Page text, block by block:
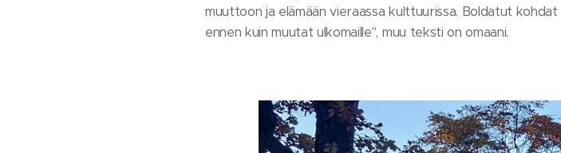
muuttoon ja elämään vieraassa kulttuurissa. Boldatut
ennen kuin muutat ulkomaille", muu teksti on omaani.